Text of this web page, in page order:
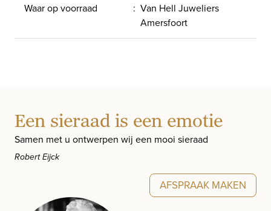
Waar op voorraad
: Van Hell Juweliers
Amersfoort
Een sieraad is een emotie
Samen met u ontwerpen wij een mooi sieraad
Robert Eijck
AFSPRAAK MAKEN